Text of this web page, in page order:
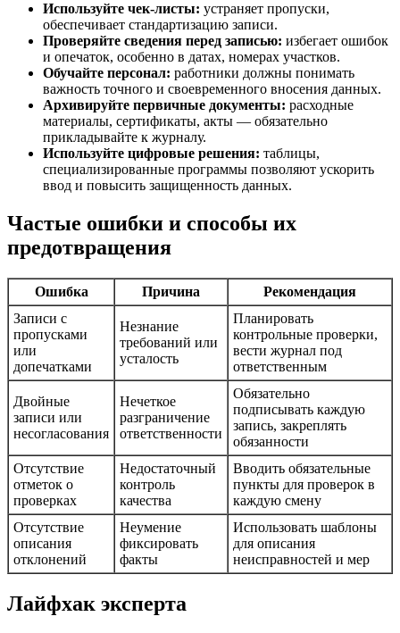
Используйте чек-листы: устраняет пропуски,
обеспечивает стандартизацию записи.
Проверяйте сведения перед записью: избегает ошибок
и опечаток, особенно в датах, номерах участков.
Обучайте персонал: работники должны понимать
важность точного и своевременного вносения данных.
Архивируйте первичные документы: расходные
материалы, сертификаты, акты — обязательно
прикладывайте к журналу.
Используйте цифровые решения: таблицы,
специализированные программы позволяют ускорить
ввод и повысить защищенность данных.
Частые ошибки и способы их
предотвращения
Ошибка Причина
Рекомендация
Записи с
пропусками
или
допечатками
Незнание
требований или
усталость
Планировать
контрольные проверки,
вести журнал под
ответственным
Двойные
записи или
несогласования
Нечеткое
разграничение
ответственности
Обязательно
подписывать каждую
запись, закреплять
обязанности
Отсутствие
отметок о
проверках
Недостаточный
контроль
качества
Вводить обязательные
пункты для проверок в
каждую смену
Отсутствие
описания
отклонений
Неумение
фиксировать
факты
Использовать шаблоны
для описания
неисправностей и мер
Лайфхак эксперта